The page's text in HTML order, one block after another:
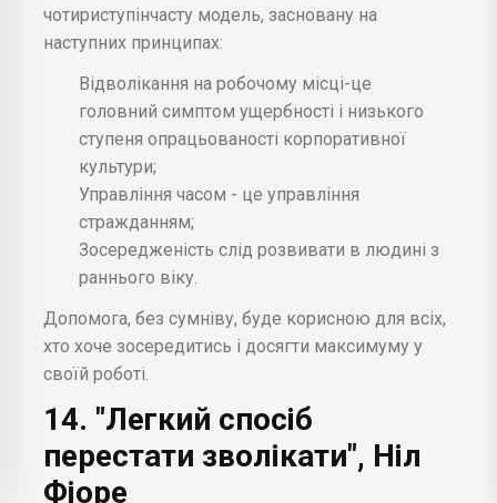
чотириступінчасту модель, засновану на
наступних принципах:
Відволікання на робочому місці-це
головний симптом ущербності і низького
ступеня опрацьованості корпоративної
культури;
Управління часом - це управління
стражданням;
Зосередженість слід розвивати в людині з
раннього віку.
Допомога, без сумніву, буде корисною для всіх,
хто хоче зосередитись і досягти максимуму у
своїй роботі.
14. "Легкий спосіб
перестати зволікати", Ніл
Фіоре